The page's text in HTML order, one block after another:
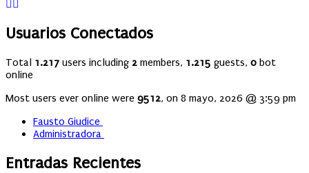
Usuarios Conectados
Total 1.217 users including 2 members, 1.215 guests, 0 bot
online
Most users ever online were 9512, on 8 mayo, 2026 @ 3:59 pm
Fausto Giudice
Administradora
Entradas Recientes